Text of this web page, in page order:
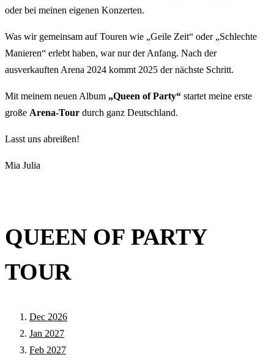
oder bei meinen eigenen Konzerten.
Was wir gemeinsam auf Touren wie „Geile Zeit“ oder „Schlechte
Manieren“ erlebt haben, war nur der Anfang. Nach der
ausverkauften Arena 2024 kommt 2025 der nächste Schritt.
Mit meinem neuen Album „Queen of Party“ startet meine erste
große Arena-Tour durch ganz Deutschland.
Lasst uns abreißen!
Mia Julia
QUEEN OF PARTY
TOUR
Dec 2026
Jan 2027
Feb 2027